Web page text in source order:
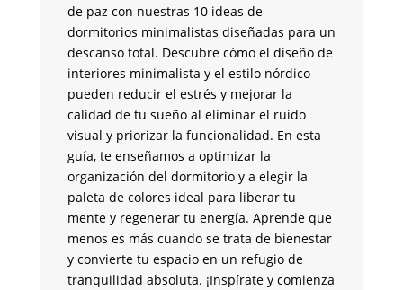
de paz con nuestras 10 ideas de
dormitorios minimalistas diseñadas para un
descanso total. Descubre cómo el diseño de
interiores minimalista y el estilo nórdico
pueden reducir el estrés y mejorar la
calidad de tu sueño al eliminar el ruido
visual y priorizar la funcionalidad. En esta
guía, te enseñamos a optimizar la
organización del dormitorio y a elegir la
paleta de colores ideal para liberar tu
mente y regenerar tu energía. Aprende que
menos es más cuando se trata de bienestar
y convierte tu espacio en un refugio de
tranquilidad absoluta. ¡Inspírate y comienza